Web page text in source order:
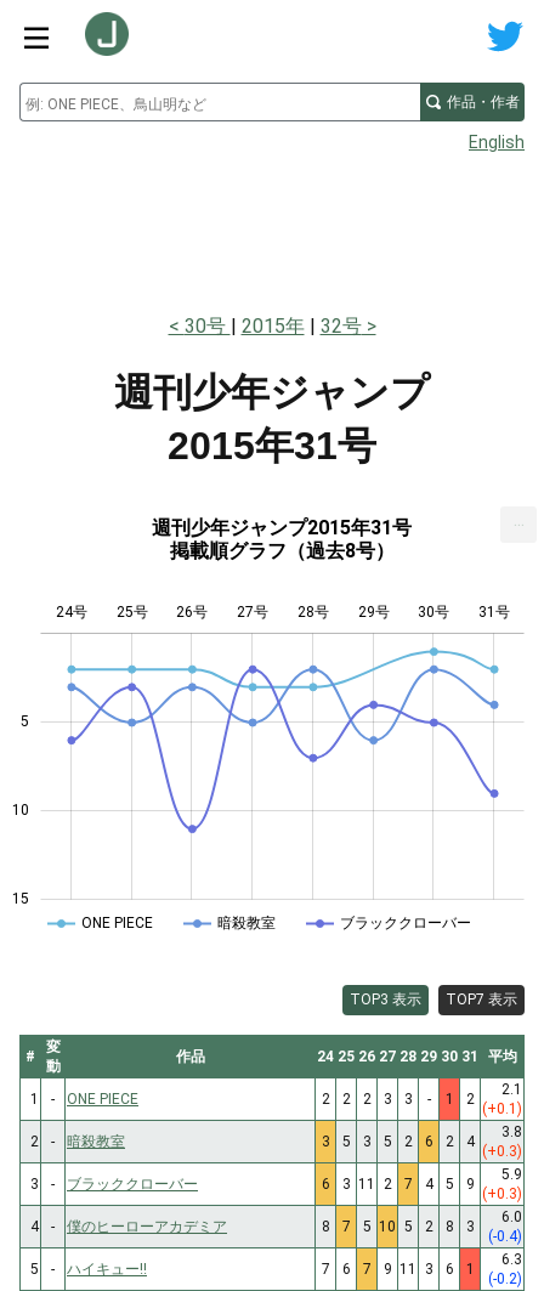
作品・作者
English
30号 2015年 32号
週刊少年ジャンプ
2015年31号
週刊少年ジャンプ2015年31号
掲載順グラフ（過去8号）
15
10
5
24号 25号 26号 27号 28号 29号 30号 31号
ONE PIECE 暗殺教室 ブラッククローバー
TOP3 表示 TOP7 表示
#
変
動
作品 24 25 26 27 28 29 30 31 平均
1 - ONE PIECE 2 2 2 3 3 - 1 2
2.1
(+0.1)
2
- 暗殺教室 3 5 3 5 2 6 2 4
3.8
(+0.3)
3
- ブラッククローバー 6 3 11 2 7 4 5 9
5.9
(+0.3)
4
- 僕のヒーローアカデミア 8 7 5 10 5 2 8 3
6.0
(-0.4)
5
- ハイキュー!! 7 6 7 9 11 3 6 1
6.3
(-0.2)